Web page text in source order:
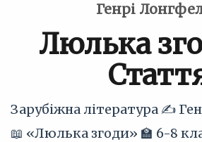
Генрі
Люлька
Зарубіжна література✍️
📖 «Люлька згоди» 🏫 6-8